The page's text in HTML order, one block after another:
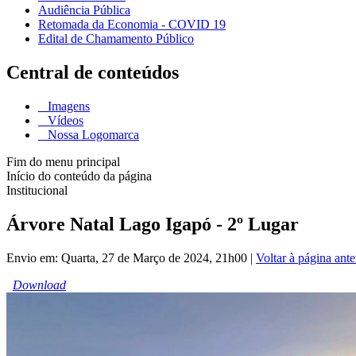
Audiência Pública
Retomada da Economia - COVID 19
Edital de Chamamento Público
Central de conteúdos
Imagens
Vídeos
Nossa Logomarca
Fim do menu principal
Início do conteúdo da página
Institucional
Árvore Natal Lago Igapó - 2º Lugar
Envio em: Quarta, 27 de Março de 2024, 21h00 | Voltar à página
Download